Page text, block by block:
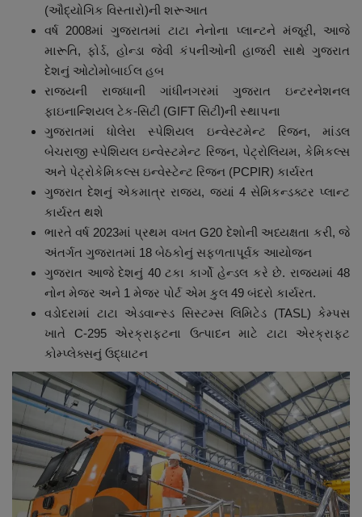
(ઔદ્યોગિક વિસ્તારો)ની શરૂઆત
વર્ષ 2008માં ગુજરાતમાં ટાટા નેનોના પ્લાન્ટને મંજૂરી, આજે
મારૂતિ, ફોર્ડ, હોન્ડા જેવી કંપનીઓની હાજરી સાથે ગુજરાત
દેશનું ઓટોમોબાઈલ હબ
રાજ્યની રાજધાની ગાંધીનગરમાં ગુજરાત ઇન્ટરનેશનલ
ફાઇનાન્શિયલ ટેક-સિટી (GIFT સિટી)ની સ્થાપના
ગુજરાતમાં ધોલેરા સ્પેશિયલ ઇન્વેસ્ટમેન્ટ રિજન, માંડલ
બેચરાજી સ્પેશિયલ ઇન્વેસ્ટમેન્ટ રિજન, પેટ્રોલિયમ, કેમિકલ્સ
અને પેટ્રોકેમિકલ્સ ઇન્વેસ્ટેન્ટ રિજન (PCPIR) કાર્યરત
ગુજરાત દેશનું એકમાત્ર રાજ્ય, જ્યાં 4 સેમિકન્ડક્ટર પ્લાન્ટ
કાર્યરત થશે
ભારતે વર્ષ 2023માં પ્રથમ વખત G20 દેશોની અધ્યક્ષતા કરી, જે
અંતર્ગત ગુજરાતમાં 18 બેઠકોનું સફળતાપૂર્વક આયોજન
ગુજરાત આજે દેશનું 40 ટકા કાર્ગો હેન્ડલ કરે છે. રાજ્યમાં 48
નોન મેજર અને 1 મેજર પોર્ટ એમ કુલ 49 બંદરો કાર્યરત.
વડોદરામાં ટાટા એડવાન્સ્ડ સિસ્ટમ્સ લિમિટેડ (TASL) કેમ્પસ
ખાતે C-295 એરક્રાફ્ટના ઉત્પાદન માટે ટાટા એરક્રાફ્ટ
કોમ્પ્લેક્સનું ઉદ્ઘાટન